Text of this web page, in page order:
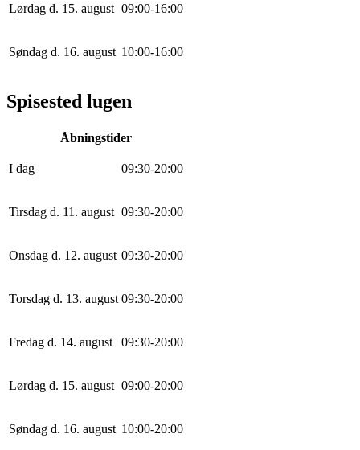
Lørdag d. 15. august 09:00-16:00
Søndag d. 16. august 10:00-16:00
Spisested lugen
Åbningstider
I dag 09:30-20:00
Tirsdag d. 11. august 09:30-20:00
Onsdag d. 12. august 09:30-20:00
Torsdag d. 13. august 09:30-20:00
Fredag d. 14. august 09:30-20:00
Lørdag d. 15. august 09:00-20:00
Søndag d. 16. august 10:00-20:00